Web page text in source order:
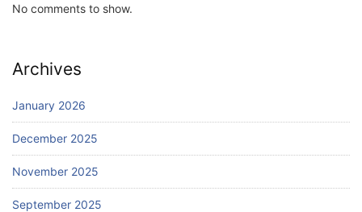
No comments to show.
Archives
January 2026
December 2025
November 2025
September 2025